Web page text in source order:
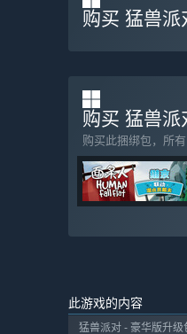
购买 猛兽派
购买 猛兽
购买此捆绑包，所
此游戏的内容
猛兽派对 - 豪华版升级